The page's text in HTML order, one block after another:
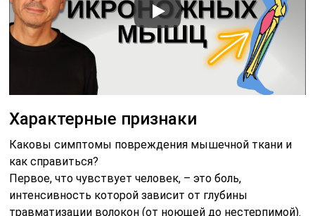
Характерные признаки
Каковы симптомы повреждения мышечной ткани и
как справиться?
Первое, что чувствует человек, – это боль,
интенсивность которой зависит от глубины
травматизации волокон (от ноющей до нестерпимой).